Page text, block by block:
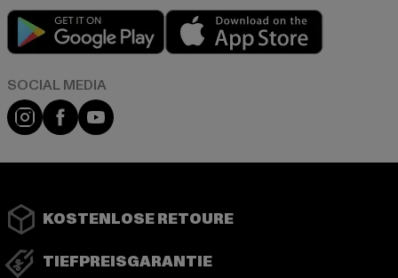
Play market
Instagram
FacebookYouTube
KOSTENLOSE RETOURE
TIEFPREISGARANTIE